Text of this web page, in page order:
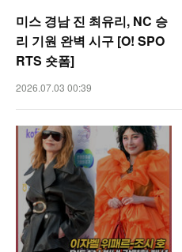
미스 경남 진 최유리, NC 승
리 기원 완벽 시구 [O! SPO
RTS 숏폼]
2026.07.03 00:39